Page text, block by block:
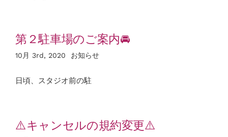
お知らせ
第２駐車場のご案内🚘
10月 3rd, 2020 お知らせ
日頃、スタジオ前の駐
⚠️キャンセルの規約変更⚠️